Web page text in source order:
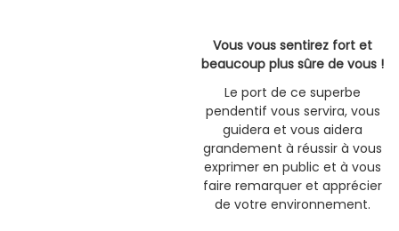
Vous vous sentirez fort et
beaucoup plus sûre de vous !
Le port de ce superbe
pendentif vous servira, vous
guidera et vous aidera
grandement à réussir à vous
exprimer en public et à vous
faire remarquer et apprécier
de votre environnement.